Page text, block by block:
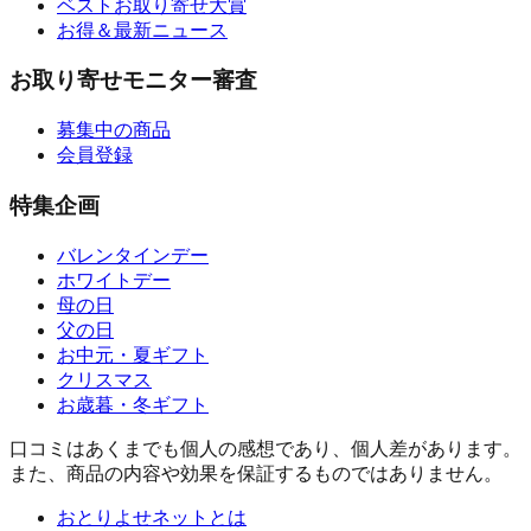
ベストお取り寄せ大賞
お得＆最新ニュース
お取り寄せモニター審査
募集中の商品
会員登録
特集企画
バレンタインデー
ホワイトデー
母の日
父の日
お中元・夏ギフト
クリスマス
お歳暮・冬ギフト
口コミはあくまでも個人の感想であり、個人差があります。
また、商品の内容や効果を保証するものではありません。
おとりよせネットとは